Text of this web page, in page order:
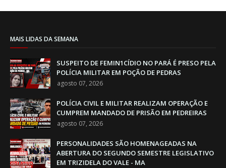
MAIS LIDAS DA SEMANA
SUSPEITO DE FEMIN1CÍDIO NO PARÁ É PRESO PELA
POLÍCIA MILITAR EM POÇÃO DE PEDRAS
agosto 07, 2026
POLÍCIA CIVIL E MILITAR REALIZAM OPERAÇÃO E
CUMPREM MANDADO DE PRISÃO EM PEDREIRAS
agosto 07, 2026
PERSONALIDADES SÃO HOMENAGEADAS NA
ABERTURA DO SEGUNDO SEMESTRE LEGISLATIVO
EM TRIZIDELA DO VALE - MA